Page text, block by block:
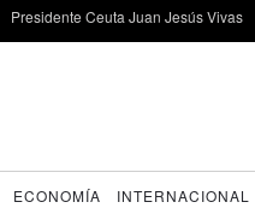
Presidente Ceuta Juan Jesús Vivas
ECONOMÍA INTERNACIONAL